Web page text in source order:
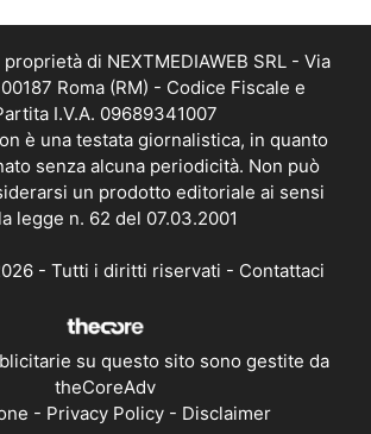
di NEXTMEDIAWEB SRL - Via
Roma (RM) - Codice Fiscale e
I.V.A. 09689341007
è una testata giornalistica, in quanto
senza alcuna periodicità. Non può
un prodotto editoriale ai sensi
legge n. 62 del 07.03.2001
- Tutti i diritti riservati - Contattaci
su questo sito sono gestite da
theCoreAdv
- Privacy Policy- Disclaimer